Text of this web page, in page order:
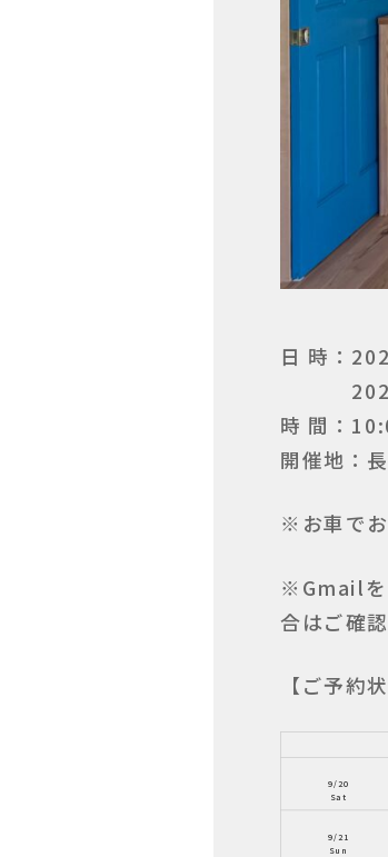
日 時：
2025年
時 間：
開催地：
※お車でお
※Gmailを
合はご確
【ご予
9/20
9/21